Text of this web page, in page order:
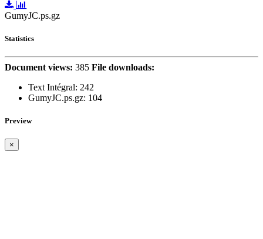
GumyJC.ps.gz
Statistics
Document views: 385 File downloads:
Text Intégral: 242
GumyJC.ps.gz: 104
Preview
×